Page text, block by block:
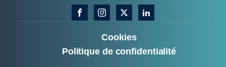
Cookies
Politique de confidentialité